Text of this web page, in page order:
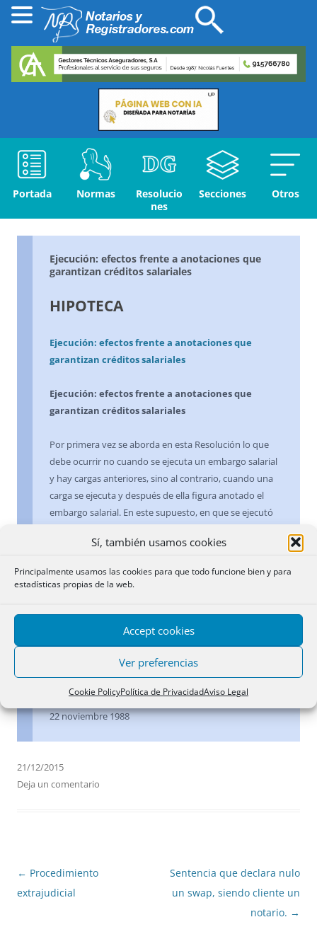
Sí, también usamos cookies
Principalmente usamos las cookies para que todo funcione bien y para
estadísticas propias de la web.
Accept cookies
Ver preferencias
Cookie PolicyPolítica de PrivacidadAviso Legal
Portada Normas
Resolucio
nes
Secciones Otros
Ejecución: efectos frente a anotaciones que
garantizan créditos salariales
HIPOTECA
Ejecución: efectos frente a anotaciones que
garantizan créditos salariales
Ejecución: efectos frente a anotaciones que
garantizan créditos salariales
Por primera vez se aborda en esta Resolución lo que
debe ocurrir no cuando se ejecuta un embargo salarial
y hay cargas anteriores, sino al contrario, cuando una
carga se ejecuta y después de ella figura anotado el
embargo salarial. En este supuesto, en que se ejecutó
se cancele la anotación posterior, pues entiende que al
que incumbe la carga de acudir a la ejecución e imponer
oficio la preferencia. Y añade que, siendo el embargo
una simple medida cautelar, en el caso de entrar en
colisión con otra mutación jurídico-real esta
concurrencia habrá de resolverse por la regla
22 noviembre 1988
21/12/2015
Deja un comentario
Navegación
de
← Procedimiento
extrajudicial
Sentencia que declara nulo
un swap, siendo cliente un
notario. →